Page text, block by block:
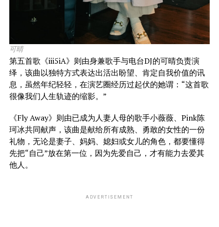
可晴
第五首歌《iii5iA》则由身兼歌手与电台DJ的可晴负责演
绎，该曲以独特方式表达出活出盼望、肯定自我价值的讯
息，虽然年纪轻轻，在演艺圈经历过起伏的她谓：“这首歌
很像我们人生轨迹的缩影。”
《Fly Away》则由已成为人妻人母的歌手小薇薇、Pink陈
珂冰共同献声，该曲是献给所有成熟、勇敢的女性的一份
礼物，无论是妻子、妈妈、媳妇或女儿的角色，都要懂得
先把“自己”放在第一位，因为先爱自己，才有能力去爱其
他人。
ADVERTISEMENT